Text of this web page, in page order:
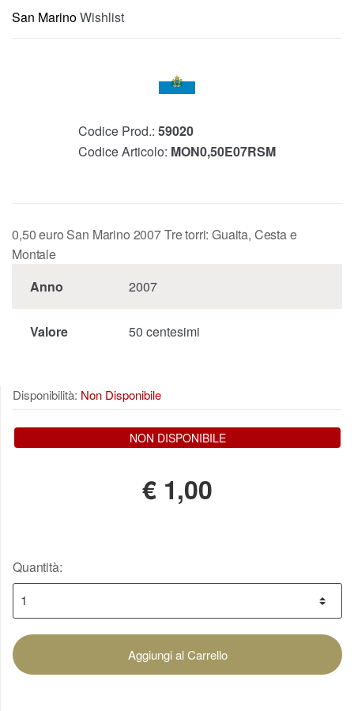
San MarinoWishlist
Codice Prod.: 59020
Codice Articolo: MON0,50E07RSM
0,50 euro San Marino 2007 Tre torri: Guaita, Cesta e
Montale
Anno
2007
Valore 50 centesimi
Disponibilità: Non Disponibile
NON DISPONIBILE
€ 1,00
Quantità:
Aggiungi al Carrello